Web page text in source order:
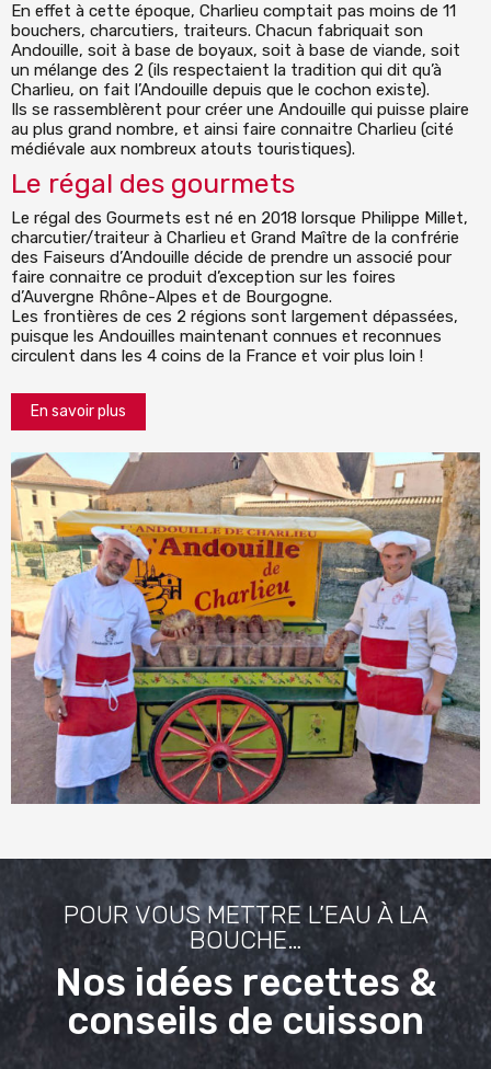
En effet à cette époque, Charlieu comptait pas moins de 11
bouchers, charcutiers, traiteurs. Chacun fabriquait son
Andouille, soit à base de boyaux, soit à base de viande, soit
un mélange des 2 (ils respectaient la tradition qui dit qu’à
Charlieu, on fait l’Andouille depuis que le cochon existe).
Ils se rassemblèrent pour créer une Andouille qui puisse plaire
au plus grand nombre, et ainsi faire connaitre Charlieu (cité
médiévale aux nombreux atouts touristiques).
Le régal des gourmets
Le régal des Gourmets est né en 2018 lorsque Philippe Millet,
charcutier/traiteur à Charlieu et Grand Maître de la confrérie
des Faiseurs d’Andouille décide de prendre un associé pour
faire connaitre ce produit d’exception sur les foires
d’Auvergne Rhône-Alpes et de Bourgogne.
Les frontières de ces 2 régions sont largement dépassées,
puisque les Andouilles maintenant connues et reconnues
circulent dans les 4 coins de la France et voir plus loin !
En savoir plus
POUR VOUS METTRE L’EAU À LA
BOUCHE…
Nos idées recettes &
conseils de cuisson